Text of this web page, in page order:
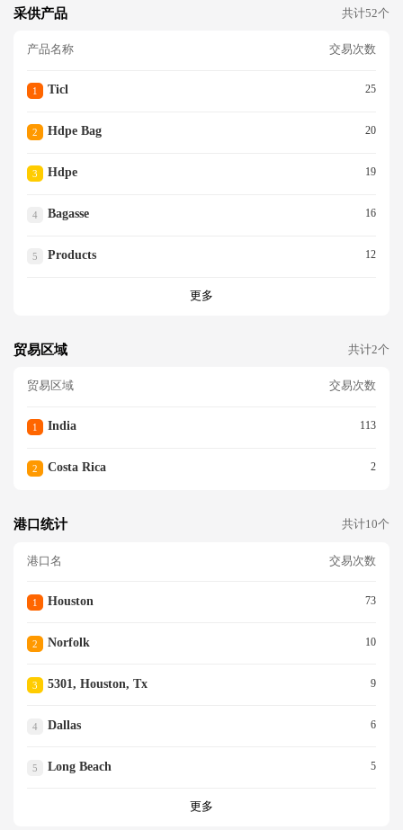
采供产品 共计52个
产品名称 交易次数
1 Ticl 25
2 Hdpe Bag 20
3 Hdpe 19
4 Bagasse 16
5 Products 12
更多
贸易区域 共计2个
贸易区域 交易次数
1 India 113
2 Costa Rica 2
港口统计 共计10个
港口名 交易次数
1 Houston 73
2 Norfolk 10
3 5301, Houston, Tx 9
4 Dallas 6
5 Long Beach 5
更多